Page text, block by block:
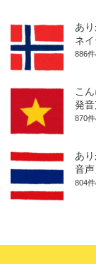
あ
ネ
886
こ
発
870
あ
音
804